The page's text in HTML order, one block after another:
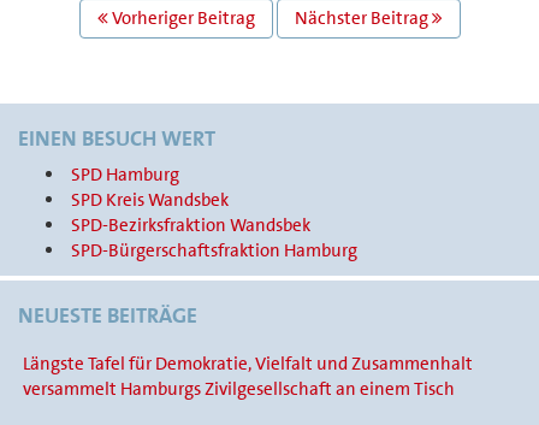
BEITRAGS
NAVIGATION
Vorheriger Beitrag Nächster Beitrag
EINEN BESUCH WERT
SPD Hamburg
SPD Kreis Wandsbek
SPD-Bezirksfraktion Wandsbek
SPD-Bürgerschaftsfraktion Hamburg
NEUESTE BEITRÄGE
Längste Tafel für Demokratie, Vielfalt und Zusammenhalt
versammelt Hamburgs Zivilgesellschaft an einem Tisch